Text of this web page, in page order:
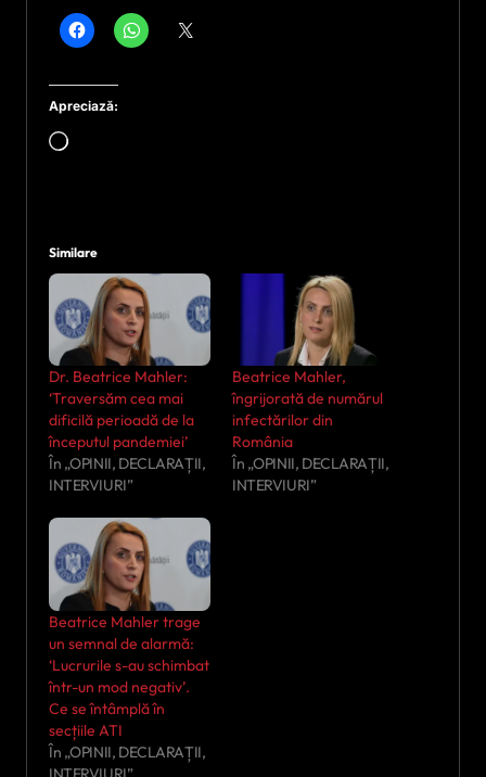
Apreciază:
Încarc...
Similare
Dr. Beatrice Mahler:
‘Traversăm cea mai
dificilă perioadă de la
începutul pandemiei’
În „OPINII, DECLARAȚII,
INTERVIURI”
Beatrice Mahler,
îngrijorată de numărul
infectărilor din
România
În „OPINII, DECLARAȚII,
INTERVIURI”
Beatrice Mahler trage
un semnal de alarmă:
‘Lucrurile s-au schimbat
într-un mod negativ’.
Ce se întâmplă în
secțiile ATI
În „OPINII, DECLARAȚII,